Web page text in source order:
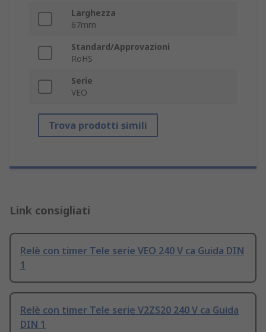
Larghezza
67mm
Standard/Approvazioni
RoHS
Serie
VEO
Trova prodotti simili
Link consigliati
Relè con timer Tele serie VEO 240 V ca Guida DIN
1
Relè con timer Tele serie V2ZS20 240 V ca Guida
DIN 1